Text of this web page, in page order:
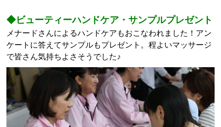
◆ビューティーハンドケア・サンプルプレゼント
メナードさんによるハンドケアもおこなわれました！アン
ケートに答えてサンプルもプレゼント。程よいマッサージ
で皆さん気持ちよさそうでした♪